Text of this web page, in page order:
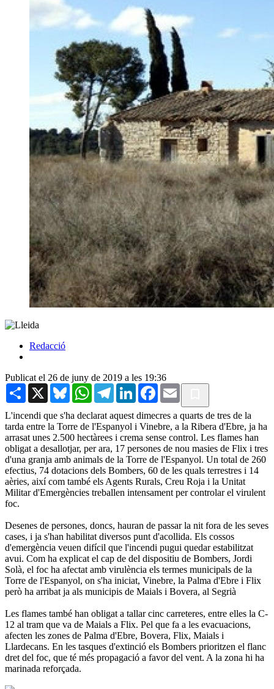
Redacció
Publicat el 26 de juny de 2019 a les 19:36
Share X BlueskyWhatsAppTelegramLinkedInFacebook
Email
L'incendi que s'ha declarat aquest dimecres a quarts de tres de la
tarda entre la Torre de l'Espanyol i Vinebre, a la Ribera d'Ebre, ja ha
arrasat unes 2.500 hectàrees i crema sense control. Les flames han
obligat a desallotjar, per ara, 17 persones de nou masies de Flix i tres
d'una granja amb animals de la Torre de l'Espanyol. Un total de 260
efectius, 74 dotacions dels Bombers, 60 de les quals terrestres i 14
aèries, així com també els Agents Rurals, Creu Roja i la Unitat
Militar d'Emergències treballen intensament per controlar el virulent
foc.
Desenes de persones, doncs, hauran de passar la nit fora de les seves
cases, i ja s'han habilitat diversos punt d'acollida. Els cossos
d'emergència veuen difícil que l'incendi pugui quedar estabilitzat
avui. Com ha explicat el cap de del dispositiu de Bombers, Jordi
Solà, el foc ha afectat amb virulència els termes municipals de la
Torre de l'Espanyol, on s'ha iniciat, Vinebre, la Palma d'Ebre i Flix
però ha arribat ja als municipis de Maials i Bovera, al Segrià
Les flames també han obligat a tallar cinc carreteres, entre elles la C-
12 al tram que va de Maials a Flix. Pel que fa a les evacuacions,
afecten les zones de Palma d'Ebre, Bovera, Flix, Maials i
Llardecans. En les tasques d'extinció els Bombers prioritzen el flanc
dret del foc, que té més propagació a favor del vent. A la zona hi ha
marinada reforçada.